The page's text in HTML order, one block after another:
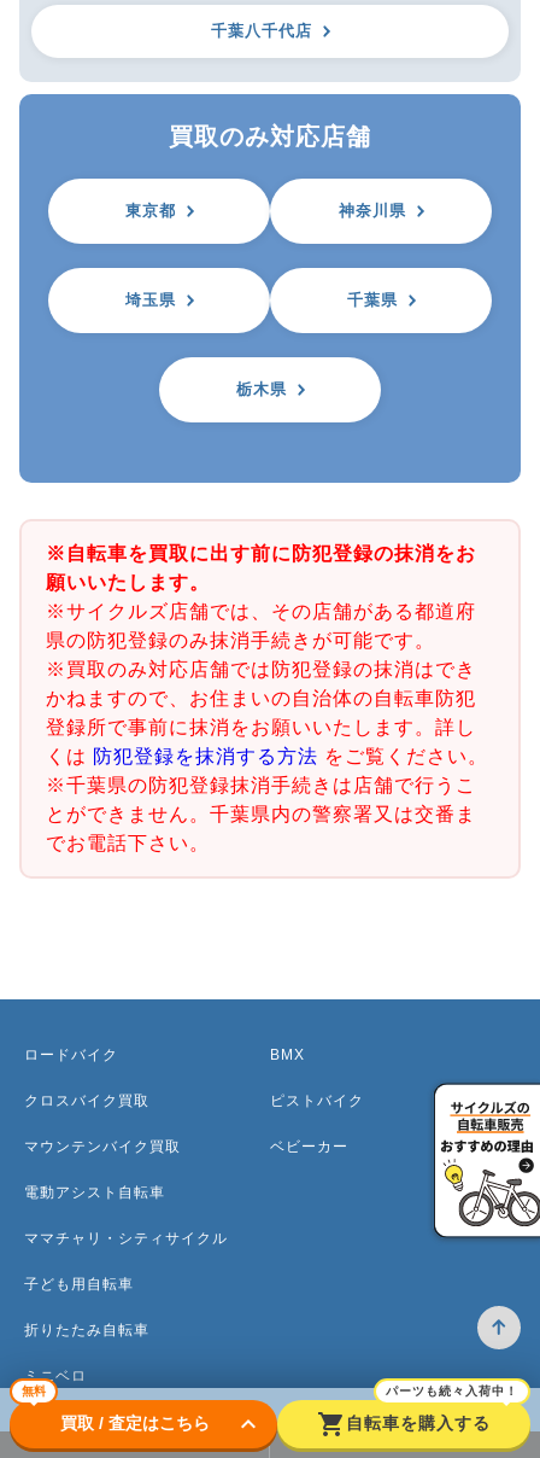
千葉八千代店
買取のみ対応店舗
東京都 神奈川県
埼玉県 千葉県
栃木県
※自転車を買取に出す前に防犯登録の抹消をお
願いいたします。
※サイクルズ店舗では、その店舗がある都道府
県の防犯登録のみ抹消手続きが可能です。
※買取のみ対応店舗では防犯登録の抹消はでき
かねますので、お住まいの自治体の自転車防犯
登録所で事前に抹消をお願いいたします。詳し
くは 防犯登録を抹消する方法 をご覧ください。
※千葉県の防犯登録抹消手続きは店舗で行うこ
とができません。千葉県内の警察署又は交番ま
でお電話下さい。
無料
買取 / 査定はこちら keyboard_arrow_down shopping_cart
パーツも続々入荷中！
自転車を購入する
ロードバイク
クロスバイク買取
マウンテンバイク買取
電動アシスト自転車
ママチャリ・シティサイクル
子ども用自転車
折りたたみ自転車
ミニベロ
BMX
ピストバイク
ベビーカー